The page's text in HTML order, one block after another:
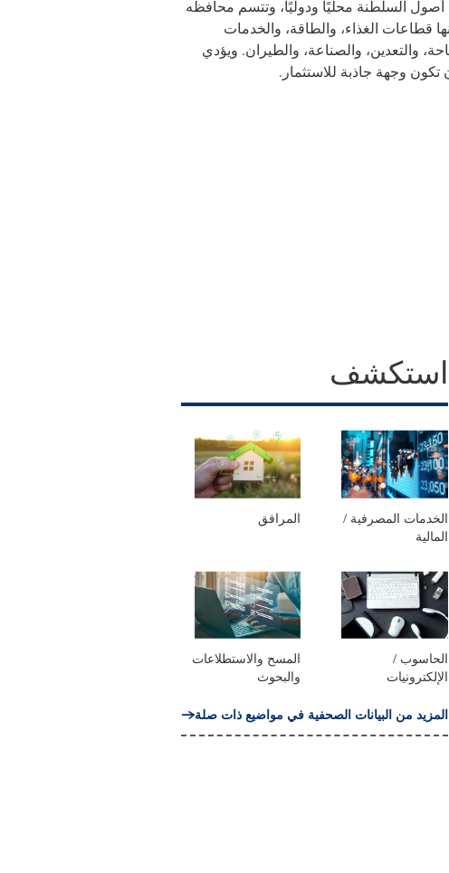
أصول السلطنة محليًا ودوليًا، وتتسم محافظه
قطاعات متنوعة منها قطاعات الغذاء، والطاقة، والخدمات
والتعدين، والصناعة، والطيران. ويؤدي
تكون وجهة جاذبة للاستثمار.
استكشف
الخدمات المصرفية /
المالية
المرافق
الحاسوب /
الإلكترونيات
المسح والاستطلاعات
والبحوث
المزيد من البيانات الصحفية في مواضيع ذات صلة